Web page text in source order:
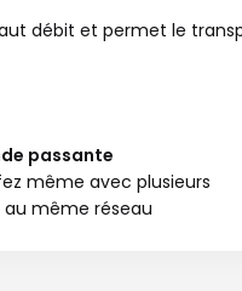
débit et permet le
passante
même avec plusieurs
même réseau